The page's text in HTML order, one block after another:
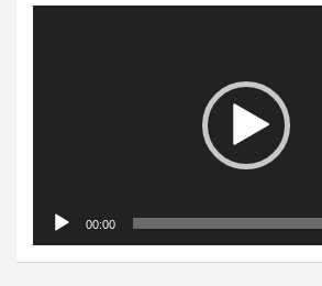
00:00